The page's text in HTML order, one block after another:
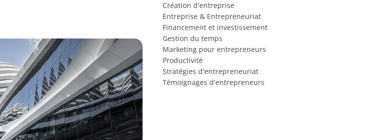
Création d'entreprise
Entreprise & Entrepreneuriat
Financement et investissement
Gestion du temps
Marketing pour entrepreneurs
Productivité
Stratégies d'entrepreneuriat
Témoignages d'entrepreneurs